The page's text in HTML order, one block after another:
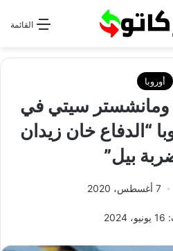
القائمة
أوروبا
ومانشستر سيتي في
“الدفاع خان زيدان
بيل”
7 أغسطس، 2020